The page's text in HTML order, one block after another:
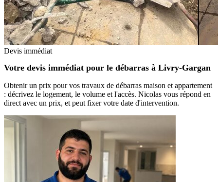
Devis immédiat
Votre devis immédiat pour le débarras à Livry-Gargan
Obtenir un prix pour vos travaux de débarras maison et appartement
: décrivez le logement, le volume et l'accès. Nicolas vous répond en
direct avec un prix, et peut fixer votre date d'intervention.